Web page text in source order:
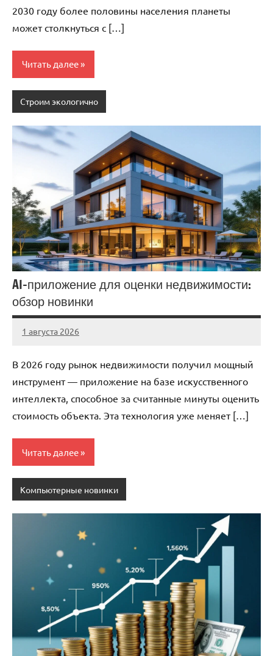
2030 году более половины населения планеты
может столкнуться с […]
Читать далее
Строим экологично
AI-приложение для оценки недвижимости:
обзор новинки
1 августа 2026
stroicentr_m
Нет
В 2026 году рынок недвижимости получил мощный
инструмент — приложение на базе искусственного
интеллекта, способное за считанные минуты оценить
стоимость объекта. Эта технология уже меняет […]
Читать далее
Компьютерные новинки